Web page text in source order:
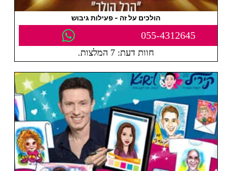
הולכים על זה - פעילות גיבוש
055-4312645
חוות דעת: 7 המלצות.